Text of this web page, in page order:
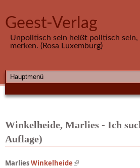
Geest-Verlag
Unpolitisch sein heißt politisch sein,
merken. (Rosa Luxemburg)
HAUPTMENÜ
Winkelheide, Marlies - Ich
Auflage)
MarliesWinkelheide(link is external)